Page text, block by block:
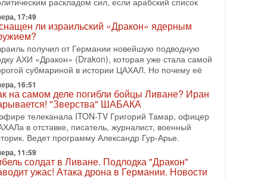
2026, 08:42
отменил удар по Ирану - НОВОСТИ
08/2026
США Дональд Трамп сегодня заявил об
подготовленного удара по Ирану после
Тегерана и других стран региона. По его
2026, 17:50
голос» Израиля: кто заберет его на этот
русскоязычных репатриантов не раз кардинально
политический ландшафт Израиля. Достаточно
взлет партии «Исраэль ба-алия», когда
2026, 17:00
закрытых дверей: о чём на самом деле
Трамп и Нетаньяху?
17:49
ли израильский «Дракон» ядерным
получил от Германии новейшую подводную
АХИ «Дракон» (Drakon), которая уже стала самой
субмариной в истории ЦАХАЛ. Но почему её
16:51
на самом деле погибли бойцы Ливане? Иран
"Зверства" ШАБАКА
телеканала ITON-TV Григорий Тамар, офицер
в отставке, писатель, журналист, военный
Ведет программу Александр Гур-Арье.
11:59
солдат в Ливане. Подлодка "Дракон"
ужас! Атака дрона в Германии. Новости